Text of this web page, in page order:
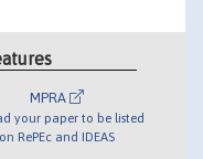
MPRA
your paper to be listed
on RePEc and IDEAS